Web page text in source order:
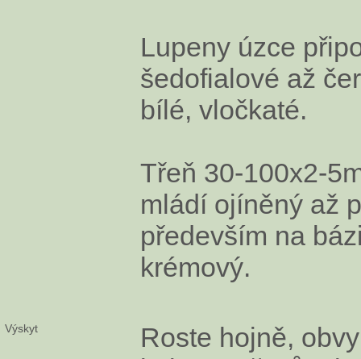
Lupeny úzce
šedofialové až
bílé, vločkaté.
Třeň 30-100x2-
mládí ojíněný až
především na
krémový.
Výskyt
Roste hojně,